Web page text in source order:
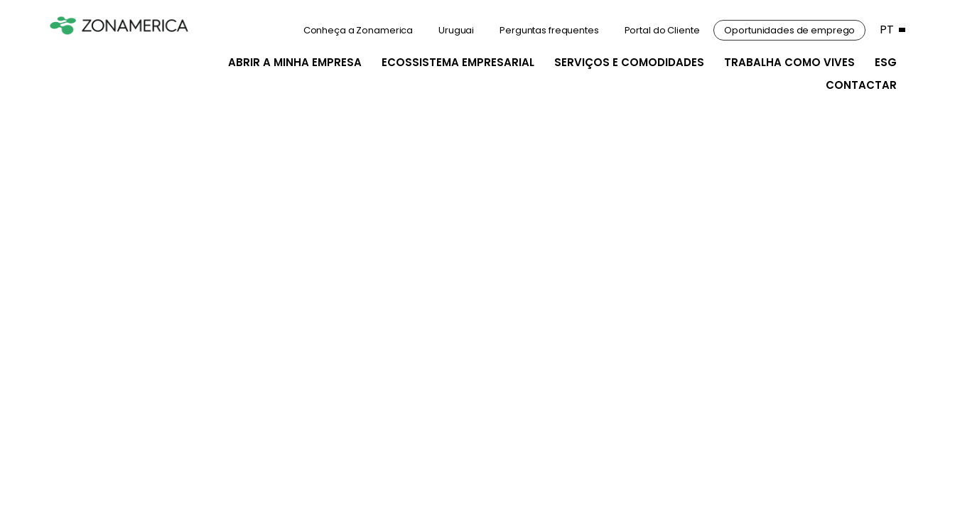
ABRIR A MINHA EMPRESA ECOSSISTEMA EMPRESARIAL SERVIÇOS E COMODIDADES TRABALHA COMO VIVES
ESG
CONTACTAR
Conheça a Zonamerica Uruguai Perguntas frequentes Portal do Cliente Oportunidades de emprego PT